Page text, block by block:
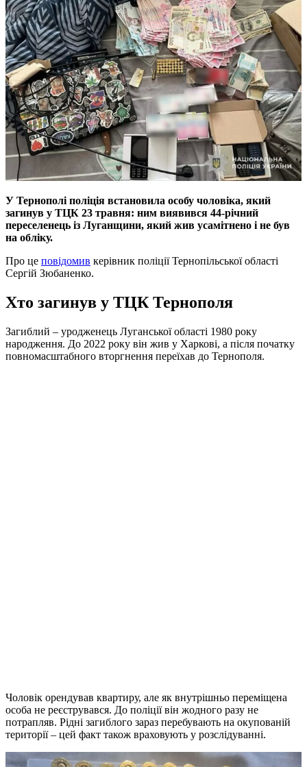
У Тернополі поліція встановила особу чоловіка, який
загинув у ТЦК 23 травня: ним виявився 44-річний
переселенець із Луганщини, який жив усамітнено і не був
на обліку.
Про це повідомив керівник поліції Тернопільської області
Сергій Зюбаненко.
Хто загинув у ТЦК Тернополя
Загиблий – уродженець Луганської області 1980 року
народження. До 2022 року він жив у Харкові, а після початку
повномасштабного вторгнення переїхав до Тернополя.
Чоловік орендував квартиру, але як внутрішньо переміщена
особа не реєструвався. До поліції він жодного разу не
потрапляв. Рідні загиблого зараз перебувають на окупованій
території – цей факт також враховують у розслідуванні.